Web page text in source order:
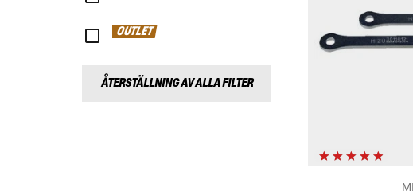
OUTLET
ÅTERSTÄLLNING AV ALLA FILTER